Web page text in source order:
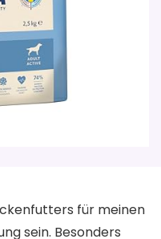
für meinen
sein. Besonders